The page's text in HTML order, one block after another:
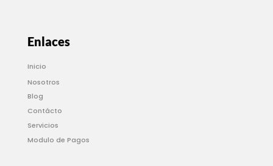
Enlaces
Inicio
Nosotros
Blog
Contácto
Servicios
Modulo de Pagos